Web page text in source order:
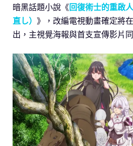
暗黑話題小說《回復術士的重啟
直し） 》，改編電視動畫確定將
出，主視覺海報與首支宣傳影片